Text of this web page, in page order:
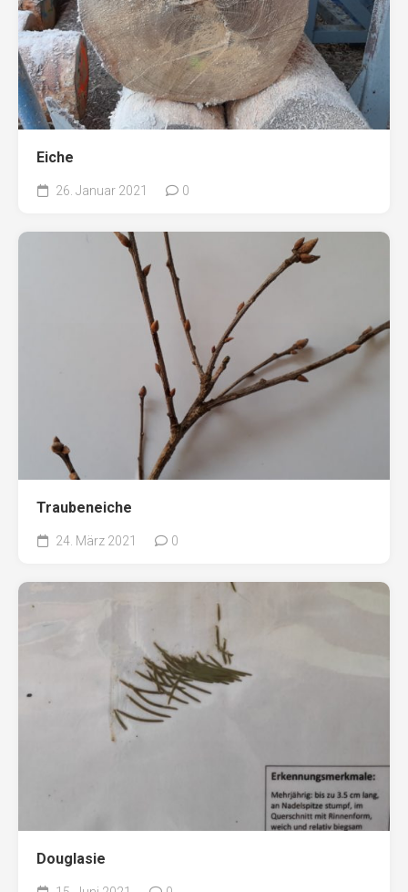
Eiche
26. Januar 2021 0
Traubeneiche
24. März 2021 0
Douglasie